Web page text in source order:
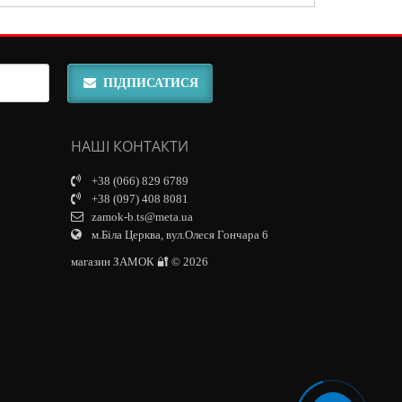
ПІДПИСАТИСЯ
НАШІ КОНТАКТИ
+38 (066) 829 6789
+38 (097) 408 8081
zamok-b.ts@meta.ua
м.Біла Церква, вул.Олеся Гончара 6
магазин ЗАМОК 🔐 © 2026